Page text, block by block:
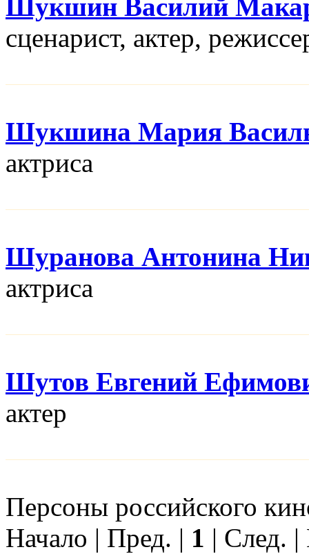
Шукшин Василий
сценарист, актер,
Шукшина Мария
актриса
Шуранова Антонина
актриса
Шутов Евгений
актер
Персоны российского
Начало | Пред. | 1 | След.